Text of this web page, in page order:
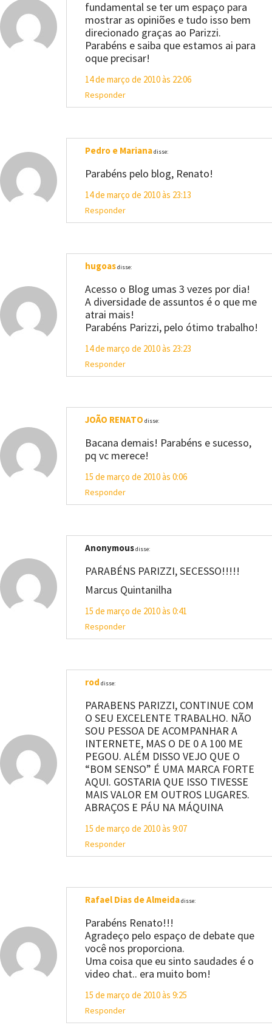
fundamental se ter um espaço para
mostrar as opiniões e tudo isso bem
direcionado graças ao Parizzi.
Parabéns e saiba que estamos ai para
oque precisar!
14 de março de 2010 às 22:06
Responder
Pedro e Marianadisse:
Parabéns pelo blog, Renato!
14 de março de 2010 às 23:13
Responder
hugoasdisse:
Acesso o Blog umas 3 vezes por dia!
A diversidade de assuntos é o que me
atrai mais!
Parabéns Parizzi, pelo ótimo trabalho!
14 de março de 2010 às 23:23
Responder
JOÃO RENATO disse:
Bacana demais! Parabéns e sucesso,
pq vc merece!
15 de março de 2010 às 0:06
Responder
Anonymousdisse:
PARABÉNS PARIZZI, SECESSO!!!!!
Marcus Quintanilha
15 de março de 2010 às 0:41
Responder
rod disse:
PARABENS PARIZZI, CONTINUE COM
O SEU EXCELENTE TRABALHO. NÃO
SOU PESSOA DE ACOMPANHAR A
INTERNETE, MAS O DE 0 A 100 ME
PEGOU. ALÉM DISSO VEJO QUE O
“BOM SENSO” É UMA MARCA FORTE
AQUI. GOSTARIA QUE ISSO TIVESSE
MAIS VALOR EM OUTROS LUGARES.
ABRAÇOS E PÁU NA MÁQUINA
15 de março de 2010 às 9:07
Responder
Rafael Dias de Almeidadisse:
Parabéns Renato!!!
Agradeço pelo espaço de debate que
você nos proporciona.
Uma coisa que eu sinto saudades é o
video chat.. era muito bom!
15 de março de 2010 às 9:25
Responder